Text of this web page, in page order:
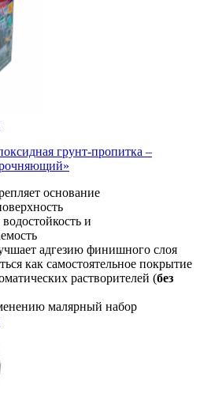
грунт-пропитка –
основание
и
адгезию финишного слоя
как самостоятельное покрытие
растворителей (без
малярный набор